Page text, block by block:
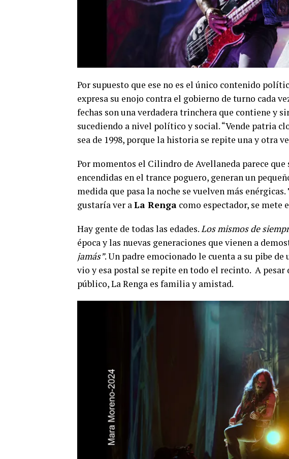
Por supuesto que ese no es el único contenido
expresa su enojo contra el gobierno de turno cada
fechas son una verdadera trinchera que contiene y
sucediendo a nivel político y social. “Vende patria
sea de 1998, porque la historia se repite una y otra
Por momentos el Cilindro de Avellaneda parece que
encendidas en el trance poguero, generan un
medida que pasa la noche se vuelven más enérgicas.
gustaría ver aLa Renga como espectador, se mete
Hay gente de todas las edades.Los mismos de
época y las nuevas generaciones que vienen a
jamás”. Un padre emocionado le cuenta a su pibe
vio y esa postal se repite en todo el recinto. A pesar
público, La Renga es familia y amistad.